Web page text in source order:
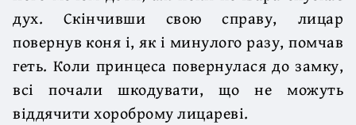
дух. Скінчивши свою справу, лицар
повернув коня і, як і минулого разу, помчав
геть. Коли принцеса повернулася до замку,
всі почали шкодувати, що не можуть
віддячити хороброму лицареві.